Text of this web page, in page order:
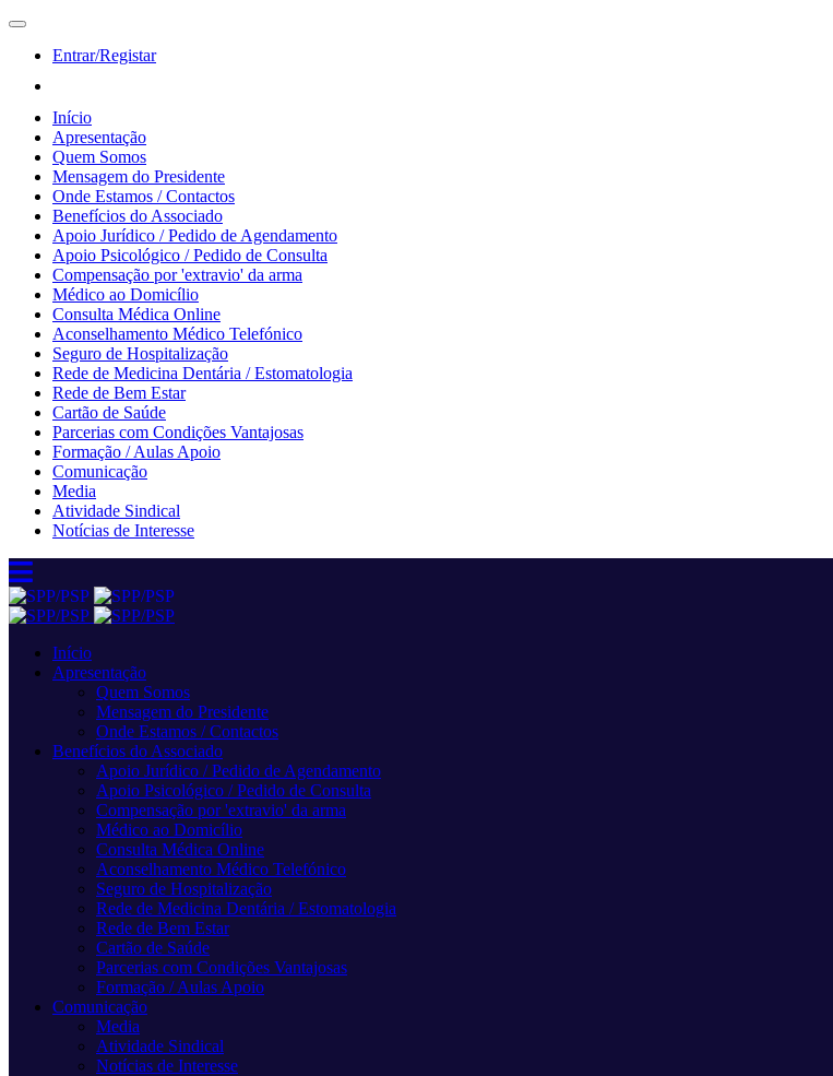
Entrar/Registar
Início
Apresentação
Quem Somos
Mensagem do Presidente
Onde Estamos / Contactos
Benefícios do Associado
Apoio Jurídico / Pedido de Agendamento
Apoio Psicológico / Pedido de Consulta
Compensação por 'extravio' da arma
Médico ao Domicílio
Consulta Médica Online
Aconselhamento Médico Telefónico
Seguro de Hospitalização
Rede de Medicina Dentária / Estomatologia
Rede de Bem Estar
Cartão de Saúde
Parcerias com Condições Vantajosas
Formação / Aulas Apoio
Comunicação
Media
Atividade Sindical
Notícias de Interesse
Início
Apresentação
Quem Somos
Mensagem do Presidente
Onde Estamos / Contactos
Benefícios do Associado
Apoio Jurídico / Pedido de Agendamento
Apoio Psicológico / Pedido de Consulta
Compensação por 'extravio' da arma
Médico ao Domicílio
Consulta Médica Online
Aconselhamento Médico Telefónico
Seguro de Hospitalização
Rede de Medicina Dentária / Estomatologia
Rede de Bem Estar
Cartão de Saúde
Parcerias com Condições Vantajosas
Formação / Aulas Apoio
Comunicação
Media
Atividade Sindical
Notícias de Interesse